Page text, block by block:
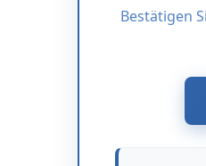
Bestätigen